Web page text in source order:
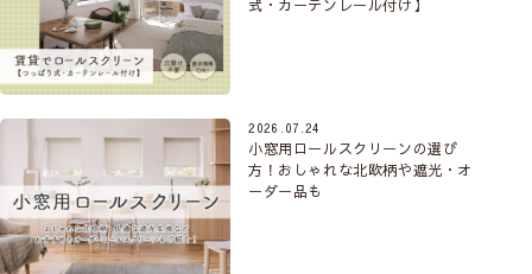
式・カーテンレール付け】
2026.07.24
小窓用ロールスクリーンの選び
方！おしゃれな北欧柄や遮光・オ
ーダー品も